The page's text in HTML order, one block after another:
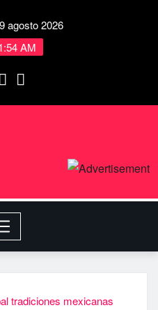
agosto 2026
AM
tradiciones mexicanas